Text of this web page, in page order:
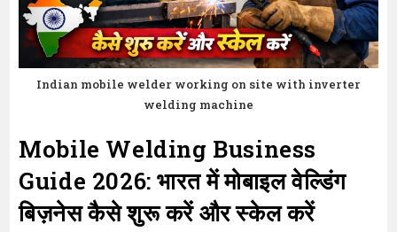
Indian mobile welder working on site with inverter
welding machine
Mobile Welding Business
Guide 2026: भारत में मोबाइल वेल्डिंग
बिज़नेस कैसे शुरू करें और स्केल करें